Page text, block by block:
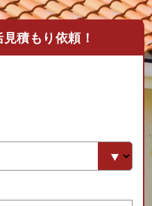
積もり依頼！